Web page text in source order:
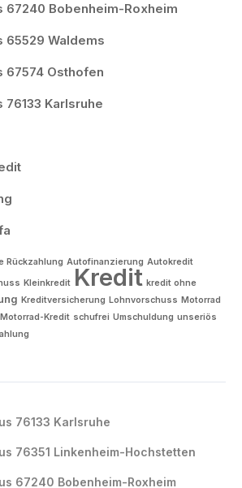
67240 Bobenheim-Roxheim
65529 Waldems
67574 Osthofen
Karlsruhe
Rückzahlung Autofinanzierung Autokredit
Kleinkredit Kredit kredit ohne
Kreditversicherung Lohnvorschuss Motorrad
Motorrad-Kredit schufrei Umschuldung unseriös
76133 Karlsruhe
76351 Linkenheim-Hochstetten
67240 Bobenheim-Roxheim